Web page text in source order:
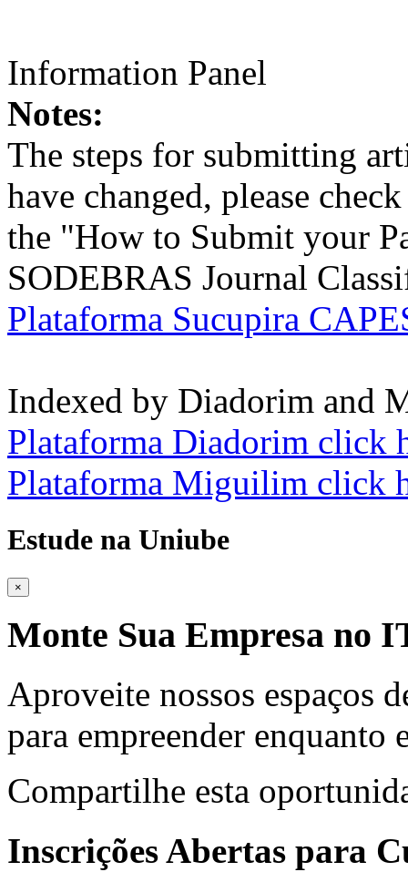
Information Panel
Notes:
The steps for submitting
have changed, please
the "How to Submit your
SODEBRAS Journal
Plataforma Sucupira
Indexed by Diadorim and
Plataforma Diadorim click
Plataforma Miguilim click
Estude na Uniube
×
Monte Sua Empresa no
Aproveite nossos espaços
para empreender enquanto
Compartilhe esta
Inscrições Abertas para